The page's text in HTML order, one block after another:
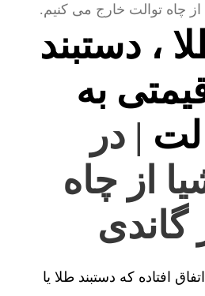
چاه توالت خارج می کنیم.
، دستبند
به
| در
از چاه
گاندی
افتاده که دستبند طلا یا